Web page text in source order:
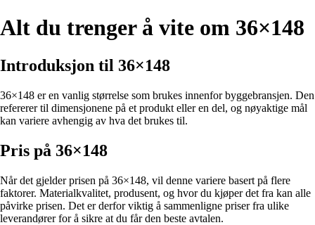
Alt du trenger å vite om 36×148
Introduksjon til 36×148
36×148 er en vanlig størrelse som brukes innenfor byggebransjen. Den
refererer til dimensjonene på et produkt eller en del, og nøyaktige mål
kan variere avhengig av hva det brukes til.
Pris på 36×148
Når det gjelder prisen på 36×148, vil denne variere basert på flere
faktorer. Materialkvalitet, produsent, og hvor du kjøper det fra kan alle
påvirke prisen. Det er derfor viktig å sammenligne priser fra ulike
leverandører for å sikre at du får den beste avtalen.